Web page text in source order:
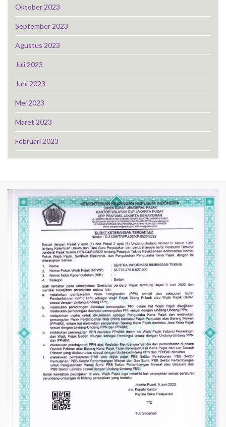
Oktober 2023
September 2023
Agustus 2023
Juli 2023
Juni 2023
Mei 2023
Maret 2023
Februari 2023